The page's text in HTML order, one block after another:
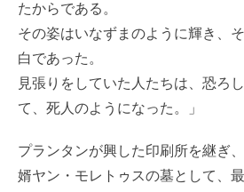
たからである。
その姿はいなずまのように輝き、
白であった。
見張りをしていた人たちは、恐ろ
て、死人のようになった。」
プランタンが興した印刷所を継ぎ
婿ヤン・モレトゥスの墓として、